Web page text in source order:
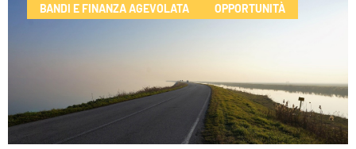
BANDI E FINANZA AGEVOLATA OPPORTUNITÀ